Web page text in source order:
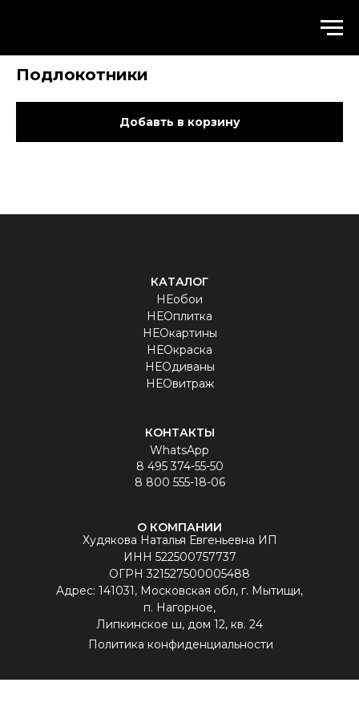
Подлокотники
Добавть в корзину
КАТАЛОГ
НЕобои
НЕОплитка
НЕОкартины
НЕОкраска
НЕОдиваны
НЕОвитраж
КОНТАКТЫ
WhatsApp
8 495 374-55-50
8 800 555-18-06
Политика конфиденциальности
Худякова Наталья Евгеньевна ИП
ИНН 522500757737
ОГРН 321527500005488
Aдрес: 141031, Московская обл, г. Мытищи,
п. Нагорное,
Липкинское ш, дом 12, кв. 24
О КОМПАНИИ